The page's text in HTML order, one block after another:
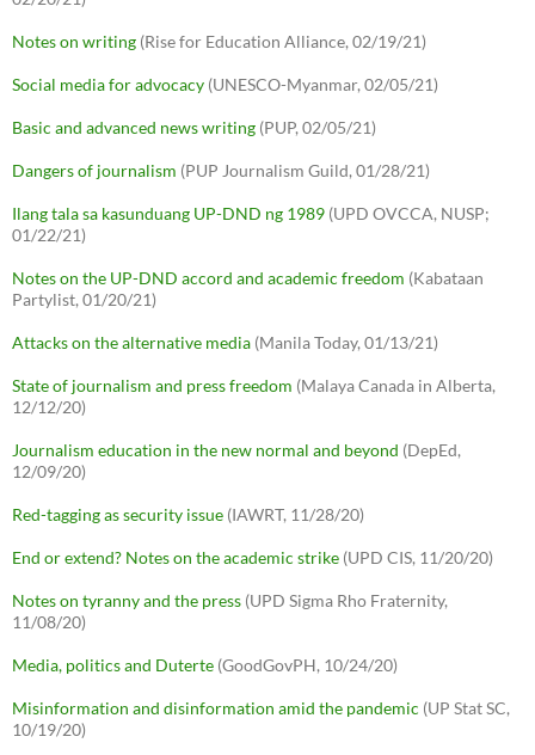
Notes on writing (Rise for Education Alliance, 02/19/21)
Social media for advocacy (UNESCO-Myanmar, 02/05/21)
Basic and advanced news writing (PUP, 02/05/21)
Dangers of journalism (PUP Journalism Guild, 01/28/21)
Ilang tala sa kasunduang UP-DND ng 1989 (UPD OVCCA, NUSP;
01/22/21)
Notes on the UP-DND accord and academic freedom (Kabataan
Partylist, 01/20/21)
Attacks on the alternative media (Manila Today, 01/13/21)
State of journalism and press freedom (Malaya Canada in Alberta,
12/12/20)
Journalism education in the new normal and beyond (DepEd,
12/09/20)
Red-tagging as security issue (IAWRT, 11/28/20)
End or extend? Notes on the academic strike (UPD CIS, 11/20/20)
Notes on tyranny and the press (UPD Sigma Rho Fraternity,
11/08/20)
Media, politics and Duterte (GoodGovPH, 10/24/20)
Misinformation and disinformation amid the pandemic (UP Stat SC,
10/19/20)